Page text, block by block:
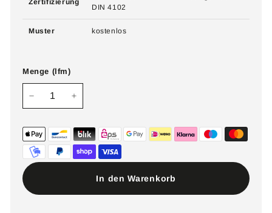
Zertifizierung
DIN 4102
Muster kostenlos
Menge (lfm)
In den Warenkorb